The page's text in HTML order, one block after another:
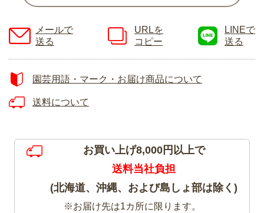
メールで
送る
URLを
コピー
LINEで
送る
園芸用語・マーク・お届け商品について
送料について
お買い上げ8,000円以上で
送料当社負担
(北海道、沖縄、および島しょ部は除く)
※お届け先は1カ所に限ります。